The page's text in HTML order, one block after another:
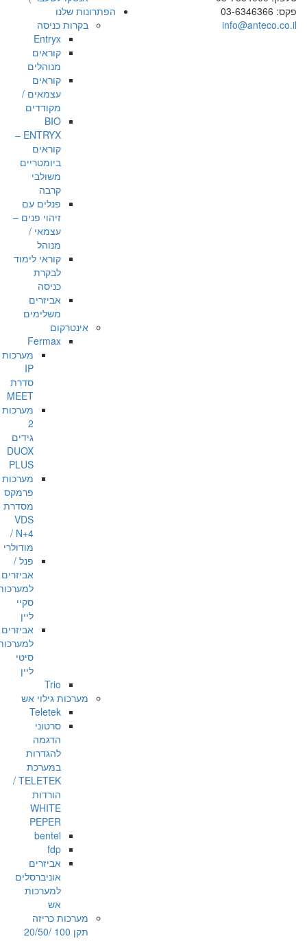
הפתרונות שלנו
בקרות כניסה
Entryx
קוראים
מנוהלים
קוראים
עצמאים /
מקודדים
BIO
ENTRYX –
קוראים
ביומטריים
משולבי
קרבה
פנלים עם
זיהוי פנים –
עצמאי /
מנוהל
קוראי לימוד
לבקרת
כניסה
אביזרים
משלימים
אינטרקום
Fermax
מערכות
IP
סדרת
MEET
מערכות
2
גידים
DUOX
PLUS
מערכות
פרמקס
מסדרת
VDS
/ N+4
מודולרי
פנל /
אביזרים
סקיי
ליין
אביזרים
סיטי
ליין
Trio
מערכות גילוי אש
Teletek
סרטוני
הדגמה
להגדרות
במערכת
TELETEK /
הורדות
WHITE
PEPER
bentel
fdp
אביזרים
אוניברסלים
למערכות
אש
מערכות כריזה
תקן 100 /20/50
פקס: 03-6346366
info@anteco.co.il